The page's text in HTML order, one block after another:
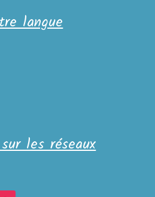
langue
les réseaux